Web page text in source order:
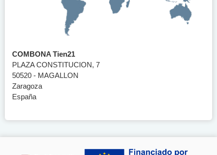
COMBONA Tien21
PLAZA CONSTITUCION, 7
50520 - MAGALLON
Zaragoza
España